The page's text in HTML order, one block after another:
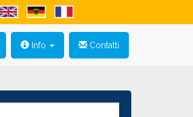
Info Contatti